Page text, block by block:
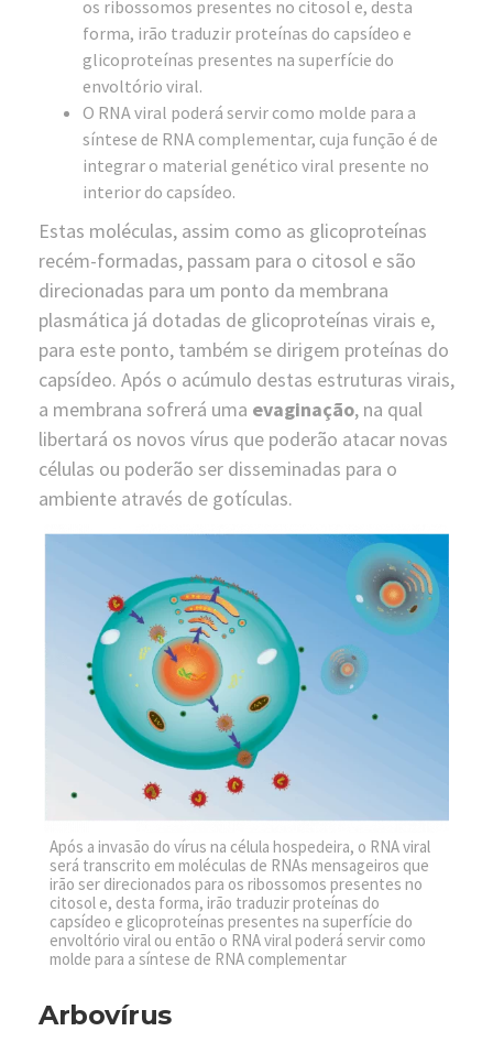
os ribossomos presentes no citosol e, desta
forma, irão traduzir proteínas do capsídeo e
glicoproteínas presentes na superfície do
envoltório viral.
O RNA viral poderá servir como molde para a
síntese de RNA complementar, cuja função é de
integrar o material genético viral presente no
interior do capsídeo.
Estas moléculas, assim como as glicoproteínas
recém-formadas, passam para o citosol e são
direcionadas para um ponto da membrana
plasmática já dotadas de glicoproteínas virais e,
para este ponto, também se dirigem proteínas do
capsídeo. Após o acúmulo destas estruturas virais,
a membrana sofrerá uma evaginação, na qual
libertará os novos vírus que poderão atacar novas
células ou poderão ser disseminadas para o
ambiente através de gotículas.
Após a invasão do vírus na célula hospedeira, o RNA viral
será transcrito em moléculas de RNAs mensageiros que
irão ser direcionados para os ribossomos presentes no
citosol e, desta forma, irão traduzir proteínas do
capsídeo e glicoproteínas presentes na superfície do
envoltório viral ou então o RNA viral poderá servir como
molde para a síntese de RNA complementar
Arbovírus